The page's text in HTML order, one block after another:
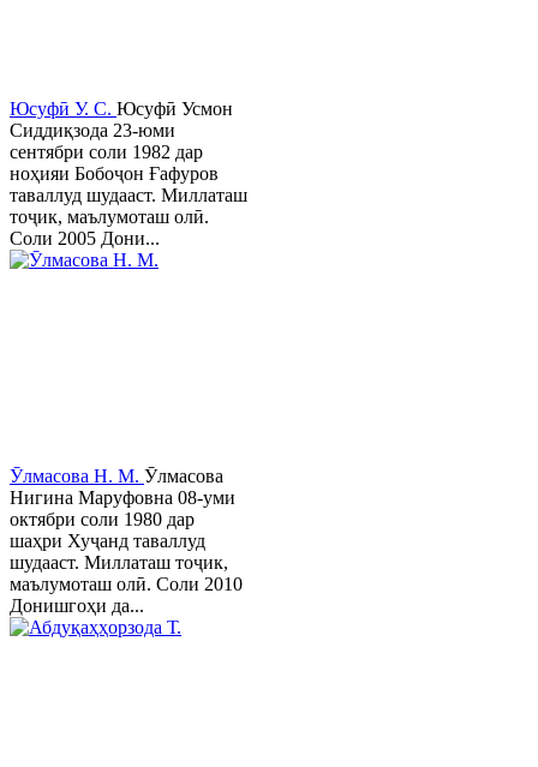
Юсуфӣ У. C. Юсуфӣ Усмон
Сиддиқзода 23-юми
сентябри соли 1982 дар
ноҳияи Бобоҷон Ғафуров
таваллуд шудааст. Миллаташ
тоҷик, маълумоташ олӣ.
Соли 2005 Дони...
Ӯлмасова Н. М. Ӯлмасова
Нигина Маруфовна 08-уми
октябри соли 1980 дар
шаҳри Хуҷанд таваллуд
шудааст. Миллаташ тоҷик,
маълумоташ олӣ. Соли 2010
Донишгоҳи да...